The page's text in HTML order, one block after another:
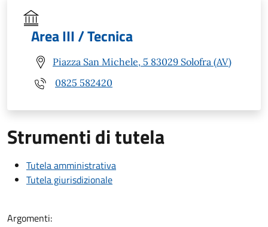
Area III / Tecnica
Piazza San Michele, 5 83029 Solofra (AV)
0825 582420
Strumenti di tutela
Tutela amministrativa
Tutela giurisdizionale
Argomenti: